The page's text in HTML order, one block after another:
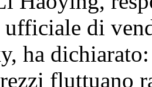
di
ha
fluttuano